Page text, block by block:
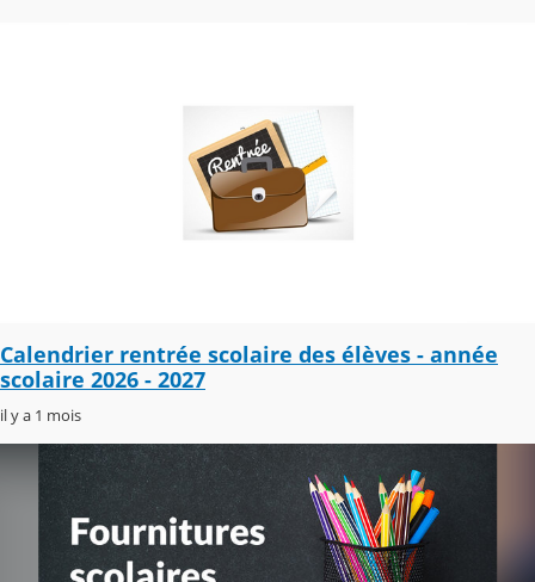
Calendrier rentrée scolaire des élèves - année
scolaire 2026 - 2027
il y a 1 mois